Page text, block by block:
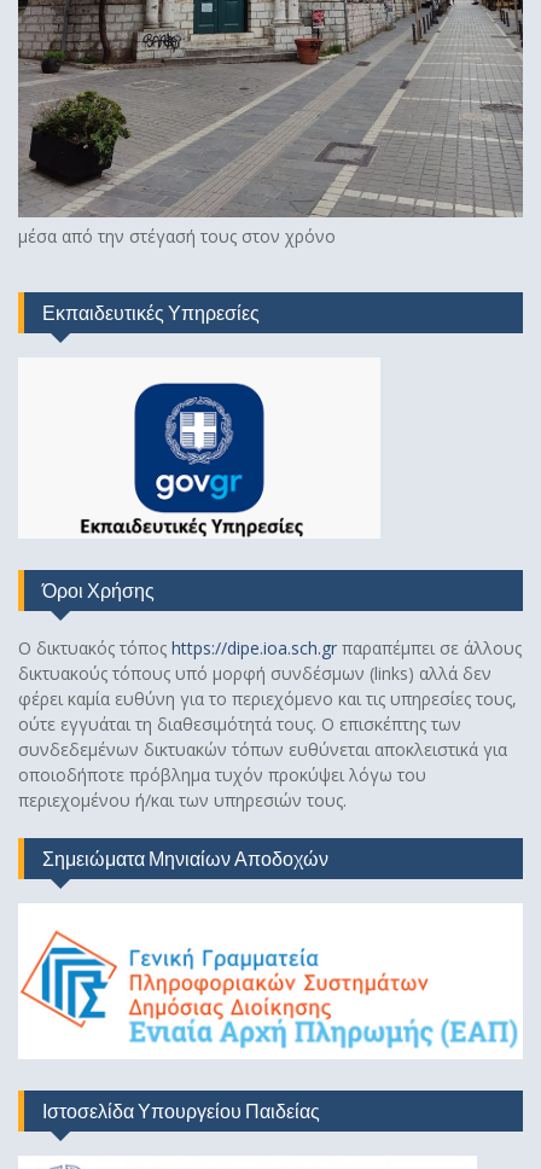
μέσα από την στέγασή τους στον χρόνο
Εκπαιδευτικές Υπηρεσίες
Όροι Χρήσης
Ο δικτυακός τόπος https://dipe.ioa.sch.gr παραπέμπει σε άλλους
δικτυακούς τόπους υπό μορφή συνδέσμων (links) αλλά δεν
φέρει καμία ευθύνη για το περιεχόμενο και τις υπηρεσίες τους,
ούτε εγγυάται τη διαθεσιμότητά τους. Ο επισκέπτης των
συνδεδεμένων δικτυακών τόπων ευθύνεται αποκλειστικά για
οποιοδήποτε πρόβλημα τυχόν προκύψει λόγω του
περιεχομένου ή/και των υπηρεσιών τους.
Σημειώματα Μηνιαίων Αποδοχών
Ιστοσελίδα Υπουργείου Παιδείας